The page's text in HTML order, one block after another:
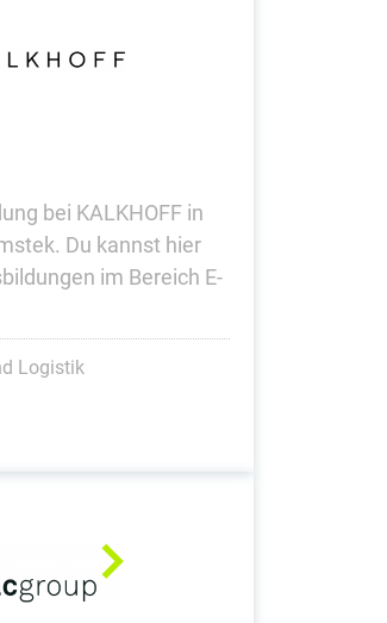
bei KALKHOFF in
Du kannst hier
im Bereich E-
Logistik